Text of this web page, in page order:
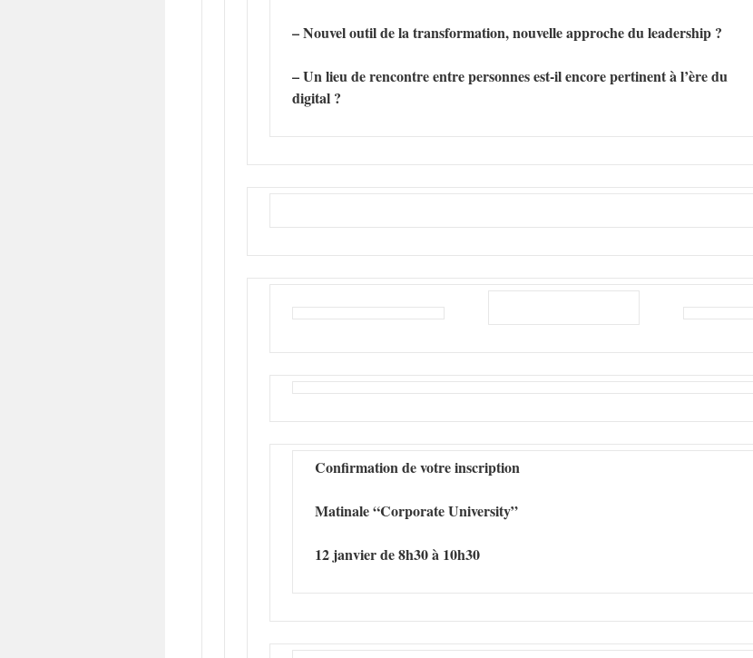
– Nouvel outil de la transformation, nouvelle approche du leadership ?
– Un lieu de rencontre entre personnes est-il encore pertinent à l’ère du
digital ?
Confirmation de votre inscription
Matinale “Corporate University”
12 janvier de 8h30 à 10h30